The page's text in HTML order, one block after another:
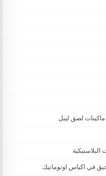
في اكياس اوتوماتيك